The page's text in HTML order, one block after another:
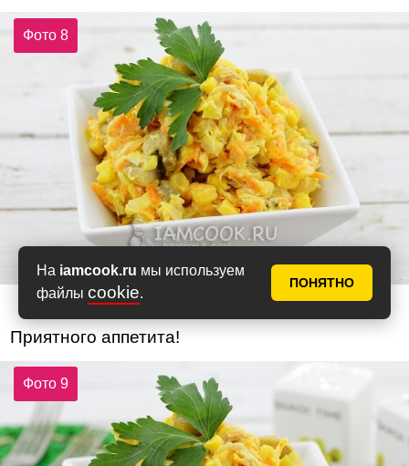
На iamcook.ru мы используем
файлы cookie.
ПОНЯТНО
Фото 8
Приятного аппетита!
Фото 9